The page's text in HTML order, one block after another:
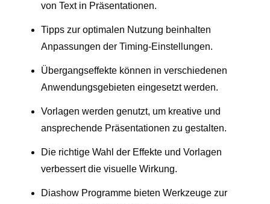
von Text in Präsentationen.
Tipps zur optimalen Nutzung beinhalten
Anpassungen der Timing-Einstellungen.
Übergangseffekte können in verschiedenen
Anwendungsgebieten eingesetzt werden.
Vorlagen werden genutzt, um kreative und
ansprechende Präsentationen zu gestalten.
Die richtige Wahl der Effekte und Vorlagen
verbessert die visuelle Wirkung.
Diashow Programme bieten Werkzeuge zur